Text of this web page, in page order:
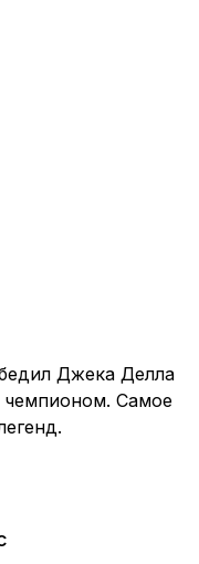
Джека Делла
Самое